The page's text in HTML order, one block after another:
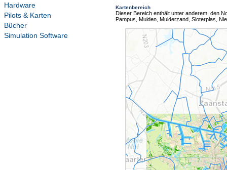
Hardware
Pilots & Karten
Bücher
Simulation Software
Kartenbereich
Dieser Bereich enthält unter anderem: den
Pampus, Muiden, Muiderzand, Sloterplas,